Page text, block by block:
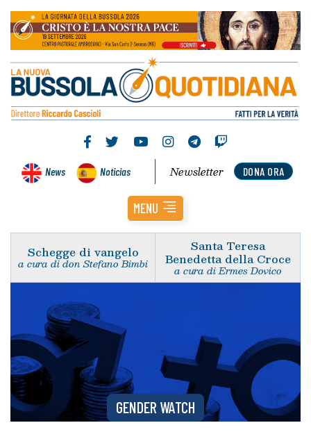
News Noticias DONA ORA
Newsletter
MENU
Schegge di vangelo
a cura di don Stefano Bimbi
Santa Teresa
Benedetta della Croce
a cura di Ermes Dovico
GENDER WATCH